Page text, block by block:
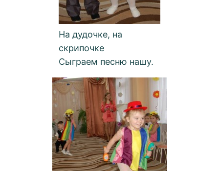
На дудочке, на
скрипочке
Сыграем песню нашу.